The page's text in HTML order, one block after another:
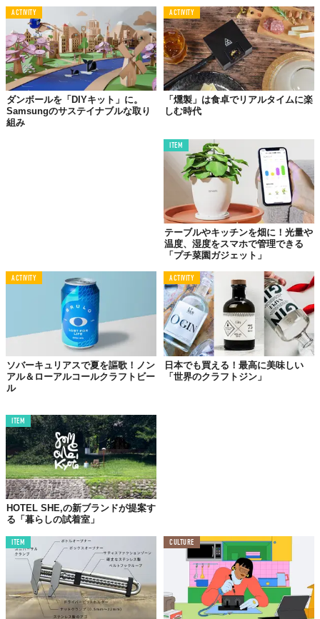
©2018 Oscar Chang / YouTube
Top image: ©2018 Oscar Chang
TABI LABO
この世界は、もっと広いはずだ。
ACTIVITY
ダンボールを「DIYキット」に。
Samsungのサステイナブルな取り
組み
ACTIVITY
「燻製」は食卓でリアルタイムに楽
しむ時代
ITEM
テーブルやキッチンを畑に！光量や
温度、湿度をスマホで管理できる
「プチ菜園ガジェット」
ACTIVITY
ソバーキュリアスで夏を謳歌！ノン
アル＆ローアルコールクラフトビー
ル
ACTIVITY
日本でも買える！最高に美味しい
「世界のクラフトジン」
ITEM
HOTEL SHE,の新ブランドが提案す
る「暮らしの試着室」
ITEM CULTURE